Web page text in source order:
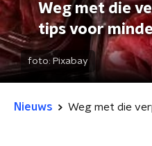
Weg met die
tips voor
foto: Pixabay
Nieuws